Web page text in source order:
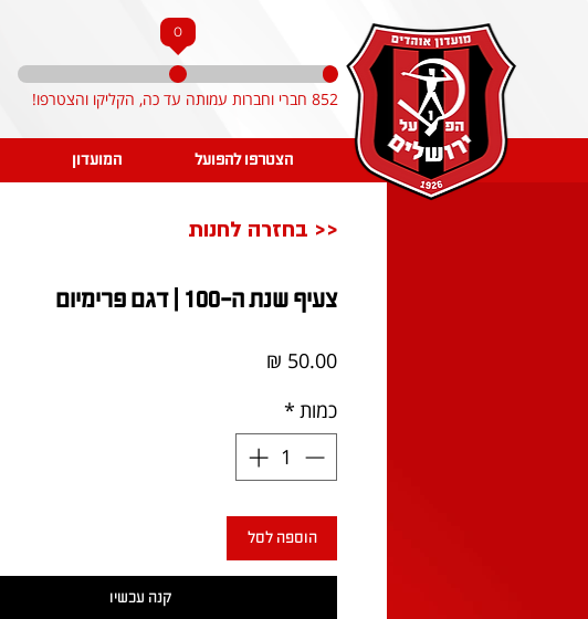
0
852 חברי וחברות עמותה עד כה, הקליקו והצטרפו!
הצטרפו להפועל המועדון
<< בחזרה לחנות
צעיף שנת ה-100 | דגם פרימיום
כמות *
הוספה לסל
קנה עכשיו